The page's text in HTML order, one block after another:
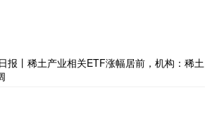
报丨稀土产业相关ETF涨幅居前，机构：稀土